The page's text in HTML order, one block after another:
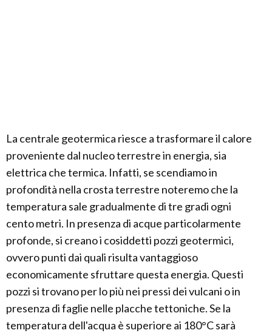
La centrale geotermica riesce a trasformare il calore
proveniente dal nucleo terrestre in energia, sia
elettrica che termica. Infatti, se scendiamo in
profondità nella crosta terrestre noteremo che la
temperatura sale gradualmente di tre gradi ogni
cento metri. In presenza di acque particolarmente
profonde, si creano i cosiddetti pozzi geotermici,
ovvero punti dai quali risulta vantaggioso
economicamente sfruttare questa energia. Questi
pozzi si trovano per lo più nei pressi dei vulcani o in
presenza di faglie nelle placche tettoniche. Se la
temperatura dell'acqua è superiore ai 180°C sarà